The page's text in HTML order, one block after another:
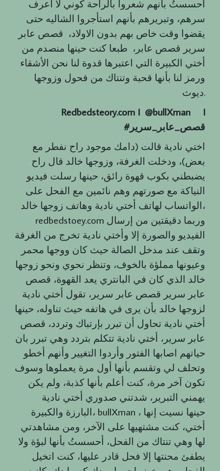
أحسستُ بأنهم شعروا بالراحة كوني لا أعرف
سرهم، وتبريرهم بأنهم استأجروا الشاليه حتى
يقضوا وقت خاص بهم بدون الاولاد، قصص عابر
سرير قصص عابر، طبعا كنت حينها منصدم من
أختي الكبيرة التي اعتبرها قدوة لنا نحن الأشقاء
ورمز لنا بأنها قحبة وتنتاك من فحول وزوجها
ديوث.
Redbedsteory.com I @bullXman
I
#
قصص عابر
سرير
اختي نادية قالت (دامك موجود راح نفطر مع
بعض)، ودخلت الغرفة، وزوجها خالد قال راح
يضبطني بكوب قهوة رائق، حينها رسلت فيديو
النياكة مع صورتهم وهم نائمين مع الفحل على
الواتساب لهاتف أختي نادية وهاتف زوجها خالد،
redbedstoey.com وربما دقيقتين من إرسال
الفيديو والصورة إلا وأختي نادية تخرج من الغرفة
وتقف عند مدخل الصالة حيث كان ووجها محمر
وعيونها مملؤة بالخوف، وتنظر نحوي ونحو زوجها
خالد الذي كان في البانتري يعد القهوة، قصص
عابر سرير قصص عابر سرير، تقول أختي نادية
لزوجها خالد بأن يرى في هاتفه حيث تناوله، حينها
أختي نادية تحاول أن تبرر بإرتباك وتردد، قصص
عابر سرير، أختي نادية تتكلم بتردد وهي تبرر بان
حياتهم اصابها الفتور وأردوا التغيير وأنهم أخطو
وتحلف لي وتقسم بأنها أول مرة يعملوها وسوف
تكون آخر مرة، كنت أعلم بأنها كذبة، ولم يكن
يهمني التبرير، شدتني صدوري أختي نادية
البارزة والكبيرة، bullXman ، حينها نسيت إنها
أختي، كنت مشتهيها على الآخر، ومن مشاهدتي
لها وهي تنتاك من الفحل، أحسستُ بأنها لبؤة ولا
يطفئ محنتها إلا فحل قادر عليها، كنت اتخيل